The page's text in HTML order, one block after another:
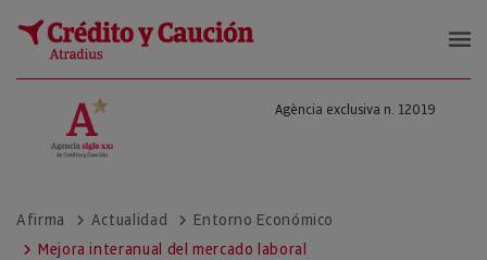
Agència exclusiva n. 12019
Afirma Actualidad
Entorno Económico
Mejora interanual del mercado laboral